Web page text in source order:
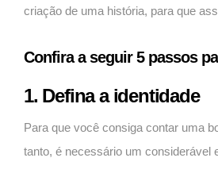
criação de uma história, para que
Confira a seguir 5 passos
1. Defina a identidade
Para que você consiga contar uma
tanto, é necessário um considerável